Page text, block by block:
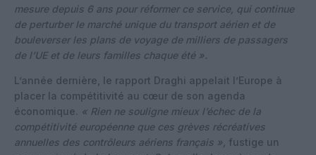
mesure depuis 6 ans pour réformer ce service, qui continue
de perturber le marché unique du transport aérien et de
bouleverser les plans de voyage de milliers de passagers
de l’UE et de leurs familles chaque été ».
L’année dernière, le rapport Draghi appelait l’Europe à
placer la compétitivité au cœur de son agenda
économique. « Rien ne souligne mieux l’échec de la
compétitivité européenne que ces grèves récréatives
annuelles des contrôleurs aériens français », fustige un